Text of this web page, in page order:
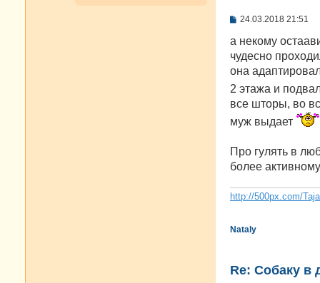
С
о
щ
е
и
24.03.2018 21:51
а некому
чудесно
она
2 этажа и
все шторы, во
муж выдает
Про гулять в
более
http://500px.com/
Nataly
Re: Собаку в